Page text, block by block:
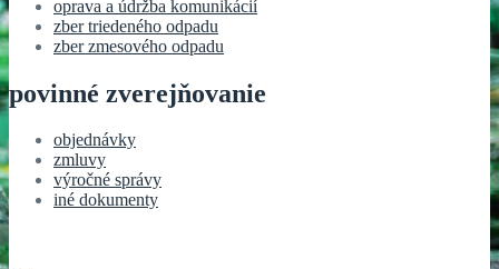
oprava a údržba komunikácií
zber triedeného odpadu
zber zmesového odpadu
povinné zverejňovanie
objednávky
zmluvy
výročné správy
iné dokumenty